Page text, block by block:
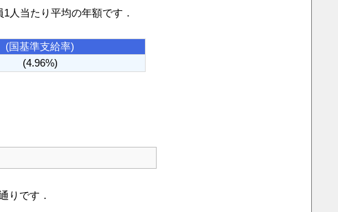
人当たり平均の年額です．
(国基準支給率)
(4.96%)
りです．